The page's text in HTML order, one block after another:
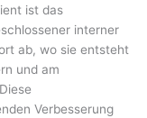
ist das
interner
ab, wo sie entsteht
und am
Verbesserung